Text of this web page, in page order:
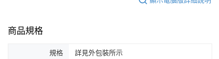
商品規格
規格 詳見外包裝所示